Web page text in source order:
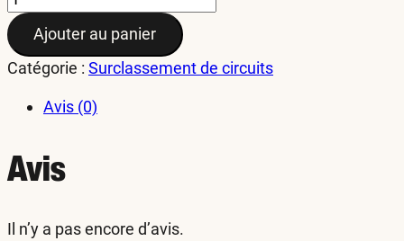
de
Driver
Service
Ajouter au panier
Catégorie : Surclassement de circuits
Avis (0)
Avis
Il n’y a pas encore d’avis.